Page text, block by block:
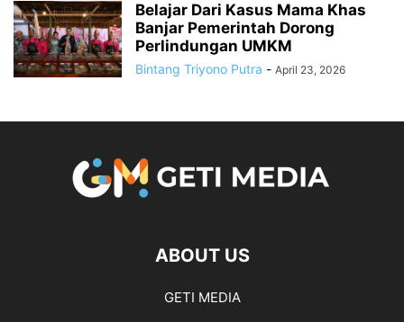
Belajar Dari Kasus Mama Khas
Banjar Pemerintah Dorong
Perlindungan UMKM
Bintang Triyono Putra - April 23, 2026
ABOUT US
GETI MEDIA